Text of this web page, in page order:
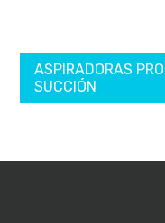
ASPIRADORAS
SUCCIÓN